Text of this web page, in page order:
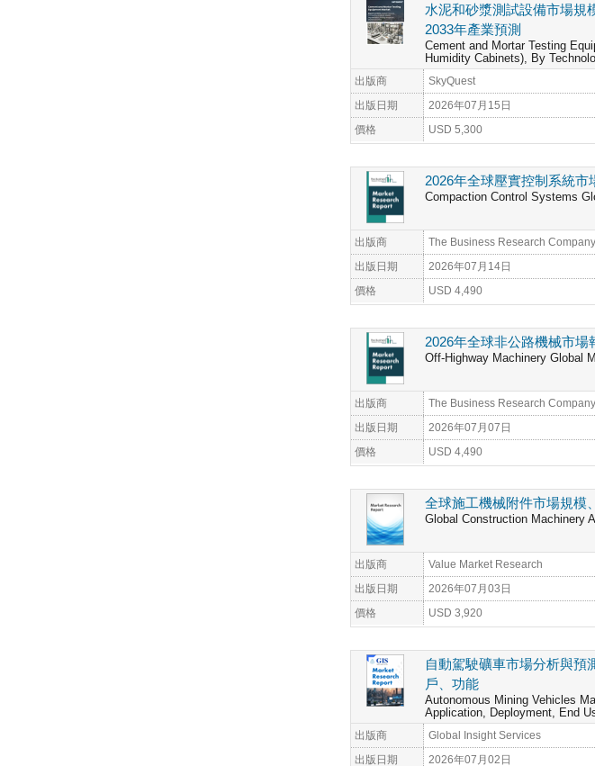
水泥和砂漿測試設備市場規
2033年產業預測
Cement and Mortar Testing
Humidity Cabinets), By
出版商 SkyQuest
出版日期 2026年07月15日
價格 USD 5,300
2026年全球壓實控制系統市
Compaction Control Systems
出版商 The Business Research Company
出版日期 2026年07月14日
價格 USD 4,490
2026年全球非公路機械市場
Off-Highway Machinery Global
出版商 The Business Research Company
出版日期 2026年07月07日
價格 USD 4,490
全球施工機械附件市場規模
Global Construction Machinery
出版商 Value Market Research
出版日期 2026年07月03日
價格 USD 3,920
自動駕駛礦車市場分析與預
戶、功能
Autonomous Mining Vehicles
Application, Deployment, End
出版商 Global Insight Services
出版日期 2026年07月02日